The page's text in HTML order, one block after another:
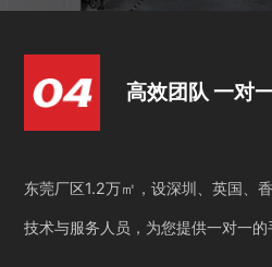
高效团队 一对
东莞厂区1.2万㎡，设深圳、英国、
技术与服务人员，为您提供一对一的